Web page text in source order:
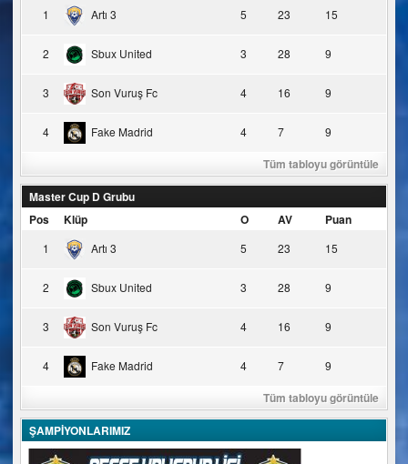
1 Artı 3 5 23 15
2 Sbux United 3 28 9
3 Son Vuruş Fc 4 16 9
4 Fake Madrid 4 7 9
Tüm tabloyu görüntüle
Master Cup D Grubu
Pos
Klüp O AV Puan
1 Artı 3 5 23 15
2 Sbux United 3 28 9
3 Son Vuruş Fc 4 16 9
4 Fake Madrid 4 7 9
Tüm tabloyu görüntüle
ŞAMPİYONLARIMIZ